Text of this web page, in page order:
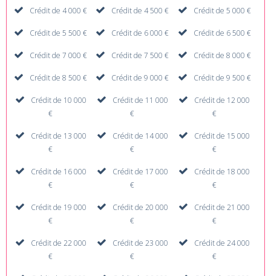
Crédit de 4 000 € Crédit de 4 500 € Crédit de 5 000 €
Crédit de 5 500 € Crédit de 6 000 € Crédit de 6 500 €
Crédit de 7 000 € Crédit de 7 500 € Crédit de 8 000 €
Crédit de 8 500 € Crédit de 9 000 € Crédit de 9 500 €
Crédit de 10 000
€
Crédit de 11 000
€
Crédit de 12 000
€
Crédit de 13 000
€
Crédit de 14 000
€
Crédit de 15 000
€
Crédit de 16 000
€
Crédit de 17 000
€
Crédit de 18 000
€
Crédit de 19 000
€
Crédit de 20 000
€
Crédit de 21 000
€
Crédit de 22 000
€
Crédit de 23 000
€
Crédit de 24 000
€